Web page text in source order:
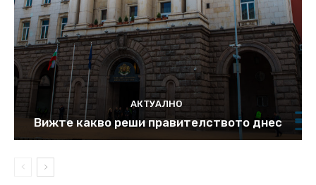
АКТУАЛНО
Вижте какво реши правителството днес